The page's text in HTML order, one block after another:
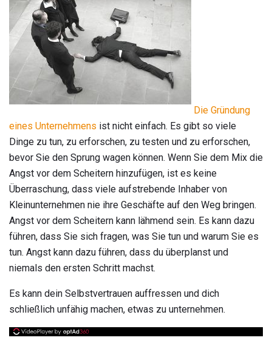
Die Gründung
eines Unternehmens ist nicht einfach. Es gibt so viele
Dinge zu tun, zu erforschen, zu testen und zu erforschen,
bevor Sie den Sprung wagen können. Wenn Sie dem Mix die
Angst vor dem Scheitern hinzufügen, ist es keine
Überraschung, dass viele aufstrebende Inhaber von
Kleinunternehmen nie ihre Geschäfte auf den Weg bringen.
Angst vor dem Scheitern kann lähmend sein. Es kann dazu
führen, dass Sie sich fragen, was Sie tun und warum Sie es
tun. Angst kann dazu führen, dass du überplanst und
niemals den ersten Schritt machst.
Es kann dein Selbstvertrauen auffressen und dich
schließlich unfähig machen, etwas zu unternehmen.